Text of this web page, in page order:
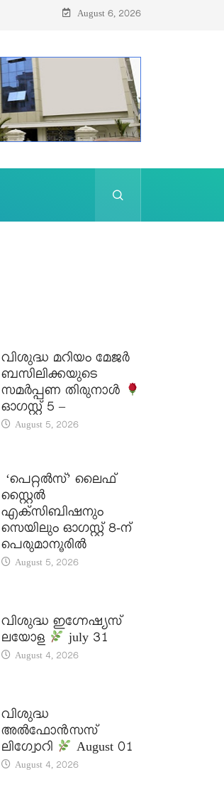
August 6, 2026
വിശുദ്ധ മറിയം മേജർ
ബസിലിക്കയുടെ
സമർപ്പണ തിരുനാൾ
ഓഗസ്റ്റ് 5 –
August 5, 2026
‘പെറ്റൽസ്’ ലൈഫ്
സ്റ്റൈൽ
എക്സിബിഷനും
സെയിലും ഓഗസ്റ്റ് 8-ന്
പെരുമാനൂരിൽ
August 5, 2026
വിശുദ്ധ ഇഗ്നേഷ്യസ്
ലയോള
july 31
August 4, 2026
വിശുദ്ധ
അൽഫോൻസസ്
ലിഗ്വോറി
August 01
August 4, 2026